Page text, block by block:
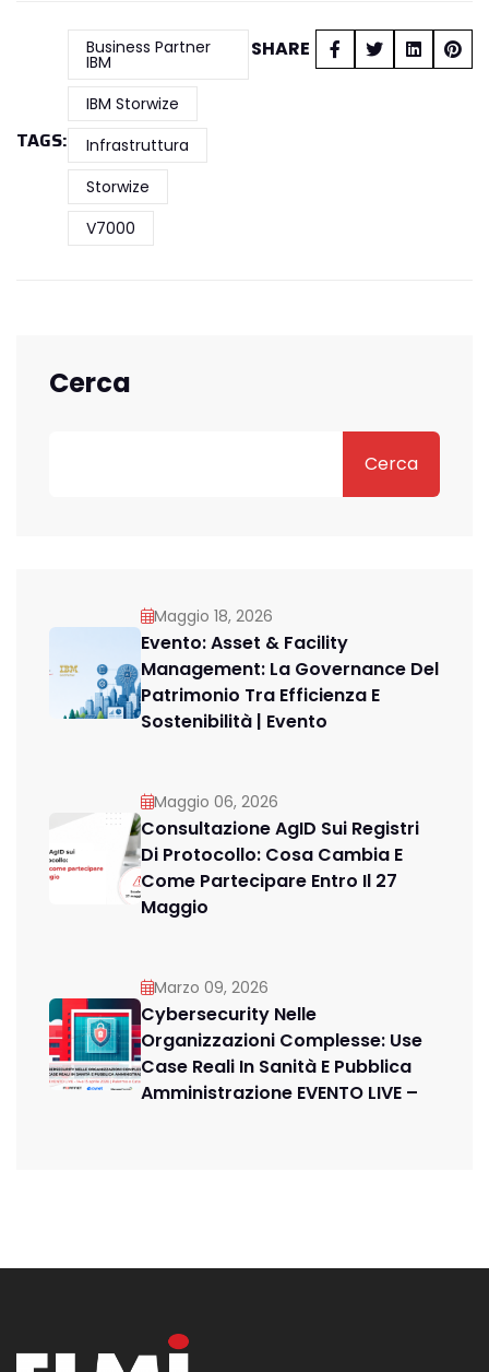
TAGS:
Business Partner
IBM
IBM Storwize
Infrastruttura
Storwize
V7000
SHARE
Cerca
Cerca
Maggio 18, 2026
Evento: Asset & Facility
Management: La Governance Del
Patrimonio Tra Efficienza E
Sostenibilità | Evento
Maggio 06, 2026
Consultazione AgID Sui Registri
Di Protocollo: Cosa Cambia E
Come Partecipare Entro Il 27
Maggio
Marzo 09, 2026
Cybersecurity Nelle
Organizzazioni Complesse: Use
Case Reali In Sanità E Pubblica
Amministrazione EVENTO LIVE –